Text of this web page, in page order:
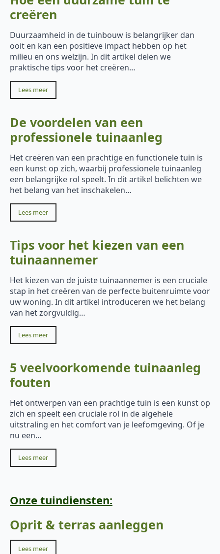
creëren
Duurzaamheid in de tuinbouw is belangrijker dan
ooit en kan een positieve impact hebben op het
milieu en ons welzijn. In dit artikel delen we
praktische tips voor het creëren…
Lees meer
De voordelen van een
professionele tuinaanleg
Het creëren van een prachtige en functionele tuin is
een kunst op zich, waarbij professionele tuinaanleg
een belangrijke rol speelt. In dit artikel belichten we
het belang van het inschakelen…
Lees meer
Tips voor het kiezen van een
tuinaannemer
Het kiezen van de juiste tuinaannemer is een cruciale
stap in het creëren van de perfecte buitenruimte voor
uw woning. In dit artikel introduceren we het belang
van het zorgvuldig…
Lees meer
5 veelvoorkomende tuinaanleg
fouten
Het ontwerpen van een prachtige tuin is een kunst op
zich en speelt een cruciale rol in de algehele
uitstraling en het comfort van je leefomgeving. Of je
nu een…
Lees meer
Onze tuindiensten:
Oprit & terras aanleggen
Lees meer